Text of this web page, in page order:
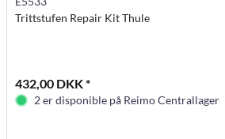
Trittstufen Repair Kit Thule
432,00 DKK *
2 er disponible på Reimo Centrallager